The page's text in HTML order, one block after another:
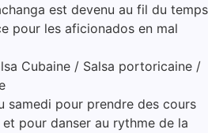
est devenu au fil du temps
pour les aficionados en mal
Cubaine / Salsa portoricaine /
samedi pour prendre des cours
pour danser au rythme de la